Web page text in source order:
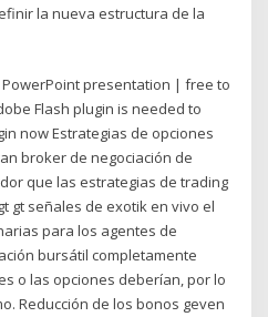
la nueva estructura de la
PowerPoint presentation | free to
Flash plugin is needed to
now Estrategias de opciones
broker de negociación de
que las estrategias de trading
gt señales de exotik en vivo el
para los agentes de
bursátil completamente
o las opciones deberían, por lo
Reducción de los bonos geven